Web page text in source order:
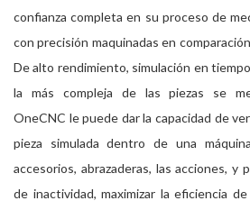
confianza completa en su proceso de
con precisión maquinadas en
De alto rendimiento, simulación en
la más compleja de las piezas se
OneCNC le puede dar la capacidad de
pieza simulada dentro de una
accesorios, abrazaderas, las acciones, y
de inactividad, maximizar la eficiencia